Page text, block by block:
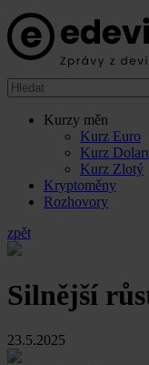
Kurzy měn
Kurz Euro
Kurz
Kurz Zlotý
Kryptoměny
Rozhovory
zpět
Silnější
23.5.2025